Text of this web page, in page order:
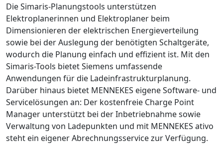
Die Simaris-Planungstools unterstützen
Elektroplanerinnen und Elektroplaner beim
Dimensionieren der elektrischen Energieverteilung
sowie bei der Auslegung der benötigten Schaltgeräte,
wodurch die Planung einfach und effizient ist. Mit den
Simaris-Tools bietet Siemens umfassende
Anwendungen für die Ladeinfrastrukturplanung.
Darüber hinaus bietet MENNEKES eigene Software- und
Servicelösungen an: Der kostenfreie Charge Point
Manager unterstützt bei der Inbetriebnahme sowie
Verwaltung von Ladepunkten und mit MENNEKES ativo
steht ein eigener Abrechnungsservice zur Verfügung.